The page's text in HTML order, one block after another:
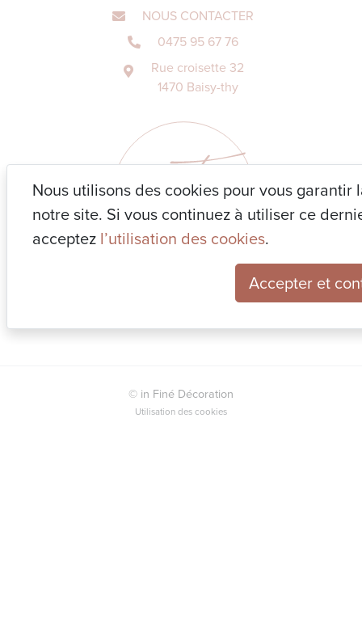
NOUS CONTACTER
0475 95 67 76
Rue croisette 32
1470 Baisy-thy
© in Finé Décoration
Utilisation des cookies
Nous utilisons des cookies pour vous
notre site. Si vous continuez à utiliser ce
acceptez l’utilisation des cookies.
Accepter et